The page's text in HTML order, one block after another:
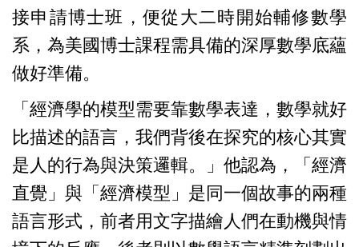
接申請博士班，便從大二時開始輔修數學
系，為美國博士課程需具備的深厚數學底蘊
做好準備。
「經濟學的模型需要靠數學表達，數學就好
比描述的語言，我們背後在探究的核心其實
是人的行為與決策邏輯。」他認為，「經濟
直覺」與「經濟模型」是同一個故事的兩種
語言形式，前者用文字描繪人們在動機與情